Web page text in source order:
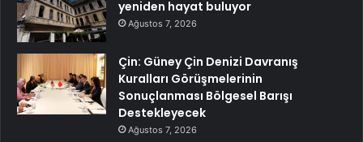
yeniden hayat buluyor
Ağustos 7, 2026
Çin: Güney Çin Denizi Davranış
Kuralları Görüşmelerinin
Sonuçlanması Bölgesel Barışı
Destekleyecek
Ağustos 7, 2026